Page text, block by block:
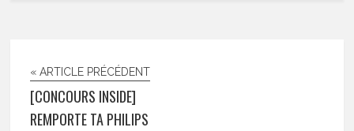
« ARTICLE PRÉCÉDENT
[CONCOURS INSIDE]
REMPORTE TA PHILIPS